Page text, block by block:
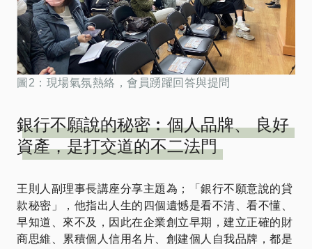
圖2：現場氣氛熱絡，會員踴躍回答與提問
銀行不願說的秘密︰個人品牌、 良好
資產，是打交道的不二法門
王則人副理事長講座分享主題為；「銀行不願意說的貸
款秘密」，他指出人生的四個遺憾是看不清、看不懂、
早知道、來不及，因此在企業創立早期，建立正確的財
商思維、累積個人信用名片、創建個人自我品牌，都是